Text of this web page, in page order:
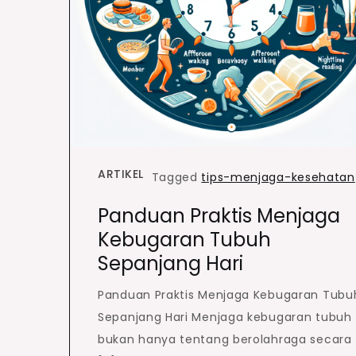
ARTIKEL Tagged tips-menjaga-kesehatan
Panduan Praktis Menjaga
Kebugaran Tubuh
Sepanjang Hari
Panduan Praktis Menjaga Kebugaran
Sepanjang Hari Menjaga kebugaran tubuh
bukan hanya tentang berolahraga secara